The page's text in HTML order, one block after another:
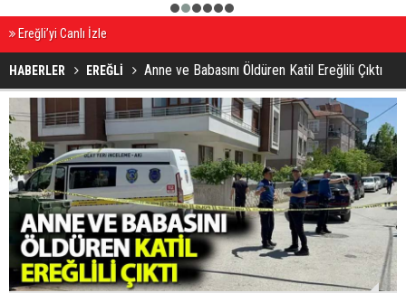
2 3 4 5 6
Ereğli’yi Canlı İzle
HABERLER EREĞLİ Anne ve Babasını Öldüren Katil Ereğlili Çıktı